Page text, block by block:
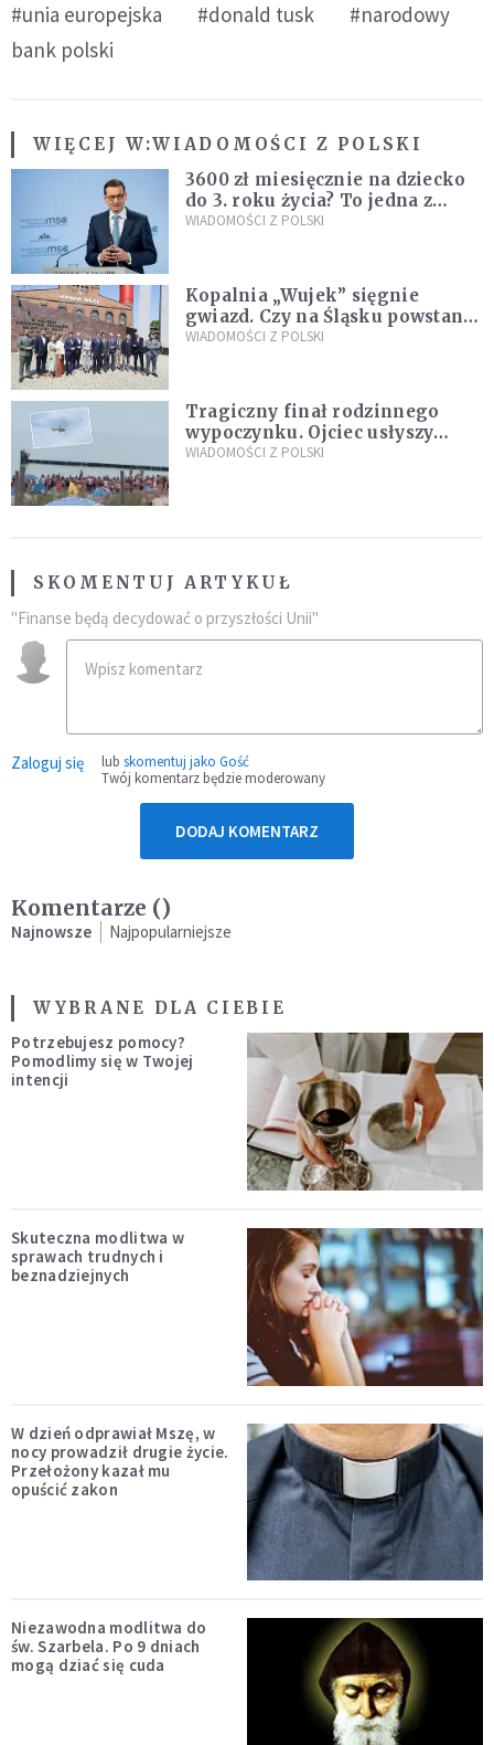
#unia europejska #donald tusk
#narodowy
bank polski
WIĘCEJ W:WIADOMOŚCI Z POLSKI
3600 zł miesięcznie na dziecko
do 3. roku życia? To jedna z
propozycji programu "Rozwój
WIADOMOŚCI Z POLSKI
Kopalnia „Wujek” sięgnie
gwiazd. Czy na Śląsku powstanie
„Dolina Krzemowa”?
WIADOMOŚCI Z POLSKI
Tragiczny finał rodzinnego
wypoczynku. Ojciec usłyszy
zarzuty
WIADOMOŚCI Z POLSKI
SKOMENTUJ ARTYKUŁ
"Finanse będą decydować o przyszłości Unii"
Zaloguj się lub skomentuj jako Gość
Twój komentarz będzie moderowany
DODAJ KOMENTARZ
Komentarze ()
Najnowsze Najpopularniejsze
WYBRANE DLA CIEBIE
Potrzebujesz pomocy?
Pomodlimy się w Twojej
intencji
Skuteczna modlitwa w
sprawach trudnych i
beznadziejnych
W dzień odprawiał Mszę, w
nocy prowadził drugie życie.
Przełożony kazał mu
opuścić zakon
Niezawodna modlitwa do
św. Szarbela. Po 9 dniach
mogą dziać się cuda